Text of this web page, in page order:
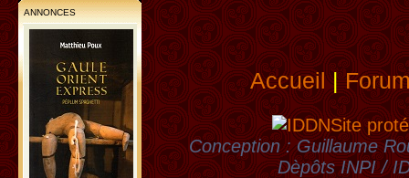
ANNONCES
Accueil|
Site
Conception : Guillaume
Dèpôts INPI /